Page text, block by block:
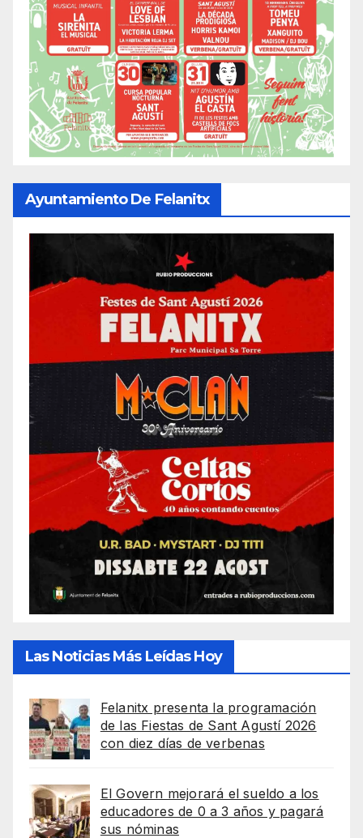
Ayuntamiento De Felanitx
Las Noticias Más Leídas Hoy
Felanitx presenta la programación
de las Fiestas de Sant Agustí 2026
con diez días de verbenas
El Govern mejorará el sueldo a los
educadores de 0 a 3 años y pagará
sus nóminas